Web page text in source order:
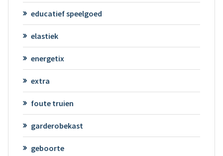
educatief speelgoed
elastiek
energetix
extra
foute truien
garderobekast
geboorte